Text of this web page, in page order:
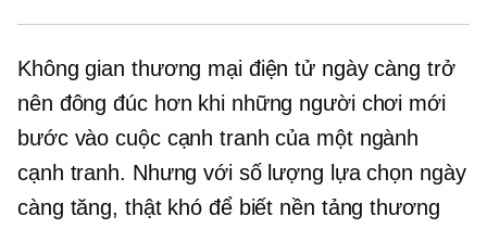
Không gian thương mại điện tử ngày càng trở
nên đông đúc hơn khi những người chơi mới
bước vào cuộc cạnh tranh của một ngành
cạnh tranh. Nhưng với số lượng lựa chọn ngày
càng tăng, thật khó để biết nền tảng thương